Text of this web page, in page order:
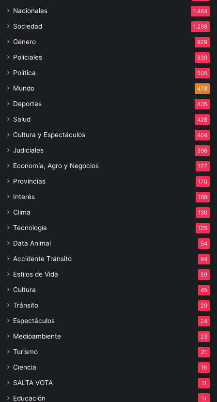
Nacionales 1.464
Sociedad 1.298
Género 929
Policiales 839
Política 505
Mundo 478
Deportes 435
Salud 428
Cultura y Espectáculos 404
Judiciales 396
Economía, Agro y Negocios 177
Provincias 170
Interés 166
Clima 130
Tecnología 125
Data Animal 94
Accidente Tránsito 94
Estilos de Vida 59
Cultura 45
Tránsito 29
Espectáculos 24
Medioambiente 23
Turismo 21
Ciencia 16
SALTA VOTA 11
Educación 11